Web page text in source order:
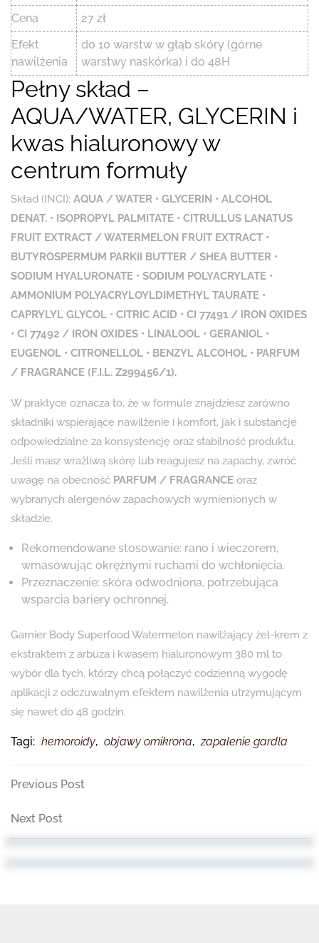
Cena
27 zł
Efekt
nawilżenia
do 10 warstw w głąb skóry (górne
warstwy naskórka) i do 48H
Pełny skład –
AQUA/WATER, GLYCERIN i
kwas hialuronowy w
centrum formuły
Skład (INCI): AQUA / WATER • GLYCERIN • ALCOHOL
DENAT. • ISOPROPYL PALMITATE • CITRULLUS LANATUS
FRUIT EXTRACT / WATERMELON FRUIT EXTRACT •
BUTYROSPERMUM PARKII BUTTER / SHEA BUTTER •
SODIUM HYALURONATE • SODIUM POLYACRYLATE •
AMMONIUM POLYACRYLOYLDIMETHYL TAURATE •
CAPRYLYL GLYCOL • CITRIC ACID • CI 77491 / IRON OXIDES
• CI 77492 / IRON OXIDES • LINALOOL • GERANIOL •
EUGENOL • CITRONELLOL • BENZYL ALCOHOL • PARFUM
/ FRAGRANCE (F.I.L. Z299456/1).
W praktyce oznacza to, że w formule znajdziesz zarówno
składniki wspierające nawilżenie i komfort, jak i substancje
odpowiedzialne za konsystencję oraz stabilność produktu.
Jeśli masz wrażliwą skórę lub reagujesz na zapachy, zwróć
uwagę na obecność PARFUM / FRAGRANCE oraz
wybranych alergenów zapachowych wymienionych w
składzie.
Rekomendowane stosowanie: rano i wieczorem,
wmasowując okrężnymi ruchami do wchłonięcia.
Przeznaczenie: skóra odwodniona, potrzebująca
wsparcia bariery ochronnej.
Garnier Body Superfood Watermelon nawilżający żel-krem z
ekstraktem z arbuza i kwasem hialuronowym 380 ml to
wybór dla tych, którzy chcą połączyć codzienną wygodę
aplikacji z odczuwalnym efektem nawilżenia utrzymującym
się nawet do 48 godzin.
Tagi: hemoroidy, objawy omikrona, zapalenie gardla
Nawigacja
wpisu
Previous
Previous Post
Next
Next Post